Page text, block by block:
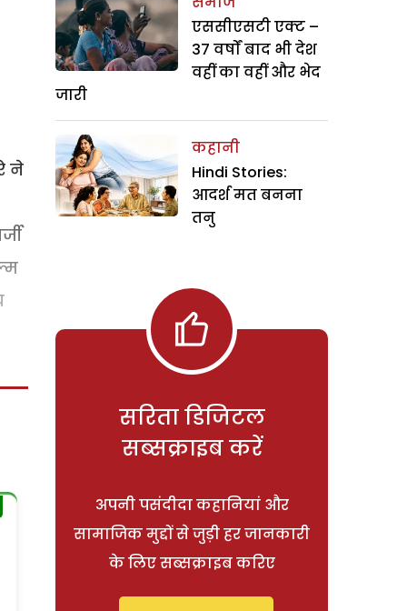
ने
एससीएसटी एक्ट –
37 वर्षों बाद भी देश
वहीं का वहीं और भेद
जारी
कहानी
Hindi Stories:
आदर्श मत बनना
तनु
सरिता डिजिटल
सब्सक्राइब करें
अपनी पसंदीदा कहानियां और
सामाजिक मुद्दों से जुड़ी हर जानकारी
के लिए सब्सक्राइब करिए